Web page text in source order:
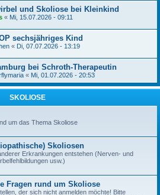
und Skoliose bei Kleinkind
« Mi, 15.07.2026 - 09:11
sechsjähriges Kind
« Di, 07.07.2026 - 13:19
bei Schroth-Therapeutin
« Mi, 01.07.2026 - 20:53
SKOLIOSE
um das Thema Skoliose
Skoliosen
Erkrankungen entstehen (Nerven- und
usw.)
Fragen rund um Skoliose
der sich nicht anmelden möchte! Bitte